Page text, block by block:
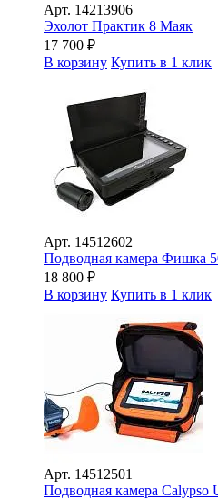
Арт. 14213906
Эхолот Практик 8 Маяк
17 700 ₽
В корзину Купить в 1 клик
Арт. 14512602
Подводная камера Фишка
18 800 ₽
В корзину Купить в 1 клик
Арт. 14512501
Подводная камера Сalypso